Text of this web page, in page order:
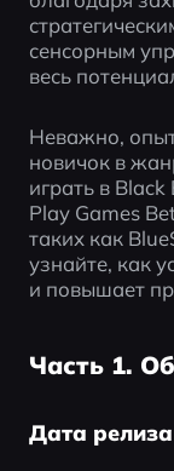
сенсорным
весь
Неважно,
новичок в
играть в
Play Games
таких как
узнайте, как
и повышает
Часть 1.
Дата